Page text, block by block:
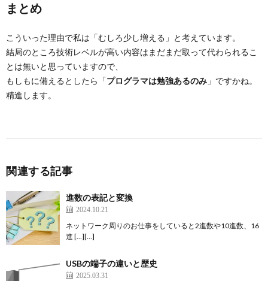
まとめ
こういった理由で私は「むしろ少し増える」と考えています。
結局のところ技術レベルが高い内容はまだまだ取って代わられるこ
とは無いと思っていますので、
もしもに備えるとしたら「プログラマは勉強あるのみ 」ですかね。
精進します。
関連する記事
進数の表記と変換
2024.10.21
ネットワーク周りのお仕事をしていると2進数や10進数、16
進 […][…]
USBの端子の違いと歴史
2025.03.31